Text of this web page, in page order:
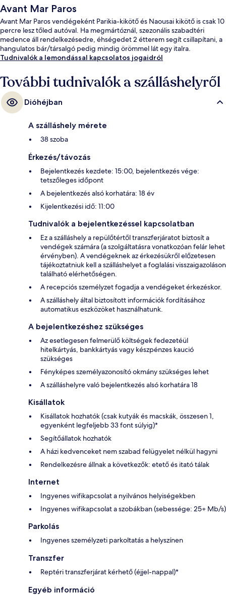
Avant Mar Paros
Avant Mar Paros vendégeként Parikia-kikötő és Naousai kikötő is csak 10
percre lesz tőled autóval. Ha megmártóznál, szezonális szabadtéri
medence áll rendelkezésedre, éhségedet 2 étterem segít csillapítani, a
hangulatos bár/társalgó pedig mindig örömmel lát egy italra.
Tudnivalók a lemondással kapcsolatos jogaidról
További tudnivalók a szálláshelyről
Dióhéjban
A szálláshely mérete
38 szoba
Érkezés/távozás
Bejelentkezés kezdete: 15:00, bejelentkezés vége:
tetszőleges időpont
A bejelentkezés alsó korhatára: 18 év
Kijelentkezési idő: 11:00
Tudnivalók a bejelentkezéssel kapcsolatban
Ez a szálláshely a repülőtértől transzferjáratot biztosít a
vendégek számára (a szolgáltatásra vonatkozóan felár lehet
érvényben). A vendégeknek az érkezésükről előzetesen
tájékoztatniuk kell a szálláshelyet a foglalási visszaigazoláson
található elérhetőségen.
A recepciós személyzet fogadja a vendégeket érkezéskor.
A szálláshely által biztosított információk fordításához
automatikus eszközöket használhatunk.
A bejelentkezéshez szükséges
Az esetlegesen felmerülő költségek fedezetéül
hitelkártyás, bankkártyás vagy készpénzes kaució
szükséges
Fényképes személyazonosító okmány szükséges lehet
A szálláshelyre való bejelentkezés alsó korhatára 18
Kisállatok
Kisállatok hozhatók (csak kutyák és macskák, összesen 1,
egyenként legfeljebb 33 font súlyig)*
Segítőállatok hozhatók
A házi kedvenceket nem szabad felügyelet nélkül hagyni
Rendelkezésre állnak a következők: etető és itató tálak
Internet
Ingyenes wifikapcsolat a nyilvános helyiségekben
Ingyenes wifikapcsolat a szobákban (sebessége: 25+ Mb/s)
Parkolás
Ingyenes személyzeti parkoltatás a helyszínen
Transzfer
Reptéri transzferjárat kérhető (éjjel-nappal)*
Egyéb információ